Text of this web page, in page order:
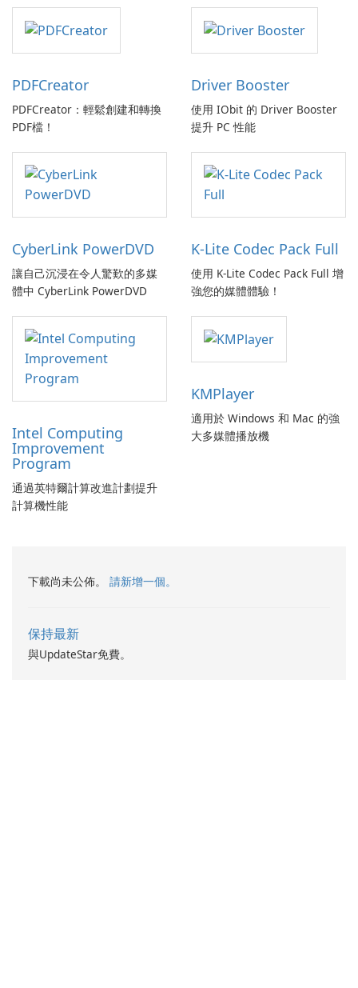
PDFCreator
PDFCreator：輕鬆創建和轉換
PDF檔！
Driver Booster
使用 IObit 的 Driver Booster
提升 PC 性能
CyberLink PowerDVD
讓自己沉浸在令人驚歎的多媒
體中 CyberLink PowerDVD
K-Lite Codec Pack Full
使用 K-Lite Codec Pack Full 增
強您的媒體體驗！
Intel Computing
Improvement
Program
通過英特爾計算改進計劃提升
計算機性能
KMPlayer
適用於 Windows 和 Mac 的強
大多媒體播放機
下載尚未公佈。 請新增一個。
保持最新
與UpdateStar免費。